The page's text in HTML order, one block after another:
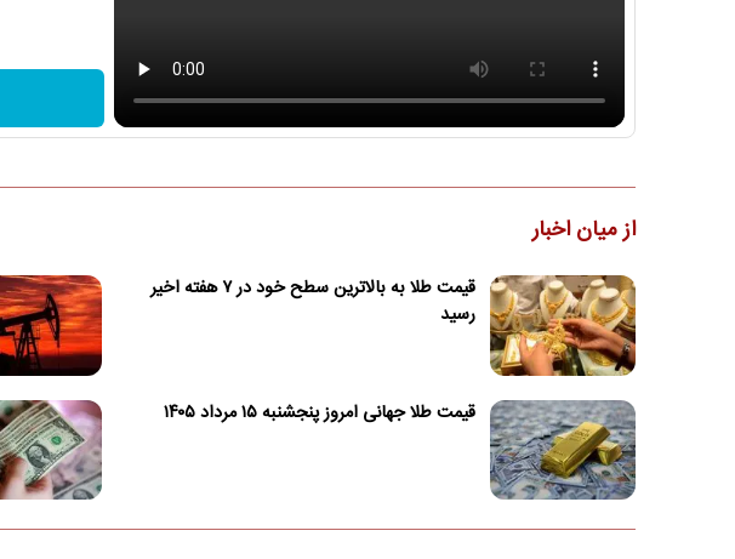
از میان اخبار
قیمت طلا به بالاترین سطح خود در ۷ هفته اخیر
رسید
قیمت طلا جهانی امروز پنجشنبه ۱۵ مرداد ۱۴۰۵